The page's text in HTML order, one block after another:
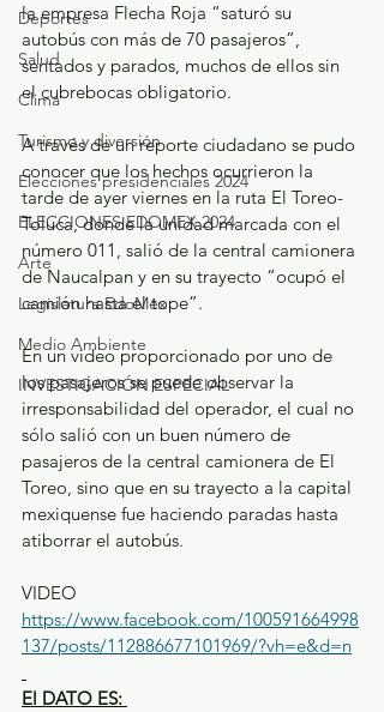
Deportes
Salud
Clima
Turismo y diversión
Elecciones presidenciales 2024
ELECCIONES EDOMEX 2024
Arte
Legislatura EdoMéx
Medio Ambiente
INVESTIGACIÓN ESPECIAL
la empresa Flecha Roja “saturó su
autobús con más de 70 pasajeros”,
sentados y parados, muchos de ellos sin
el cubrebocas obligatorio.
A través de un reporte ciudadano se pudo
conocer que los hechos ocurrieron la
tarde de ayer viernes en la ruta El Toreo-
Toluca, donde la unidad marcada con el
número 011, salió de la central camionera
de Naucalpan y en su trayecto “ocupó el
camión hasta el tope”.
En un video proporcionado por uno de
los pasajeros se puede observar la
irresponsabilidad del operador, el cual no
sólo salió con un buen número de
pasajeros de la central camionera de El
Toreo, sino que en su trayecto a la capital
mexiquense fue haciendo paradas hasta
atiborrar el autobús.
VIDEO
https://www.facebook.com/100591664998
137/posts/112886677101969/?vh=e&d=n
El DATO ES: